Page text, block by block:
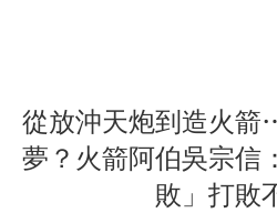
從放沖天炮到造火
夢？火箭阿伯吳宗信
敗」打敗